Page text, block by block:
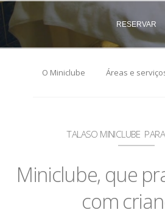
RESERVAR
O Miniclube Áreas e
TALASO MINICLUBE
Miniclube, que
com